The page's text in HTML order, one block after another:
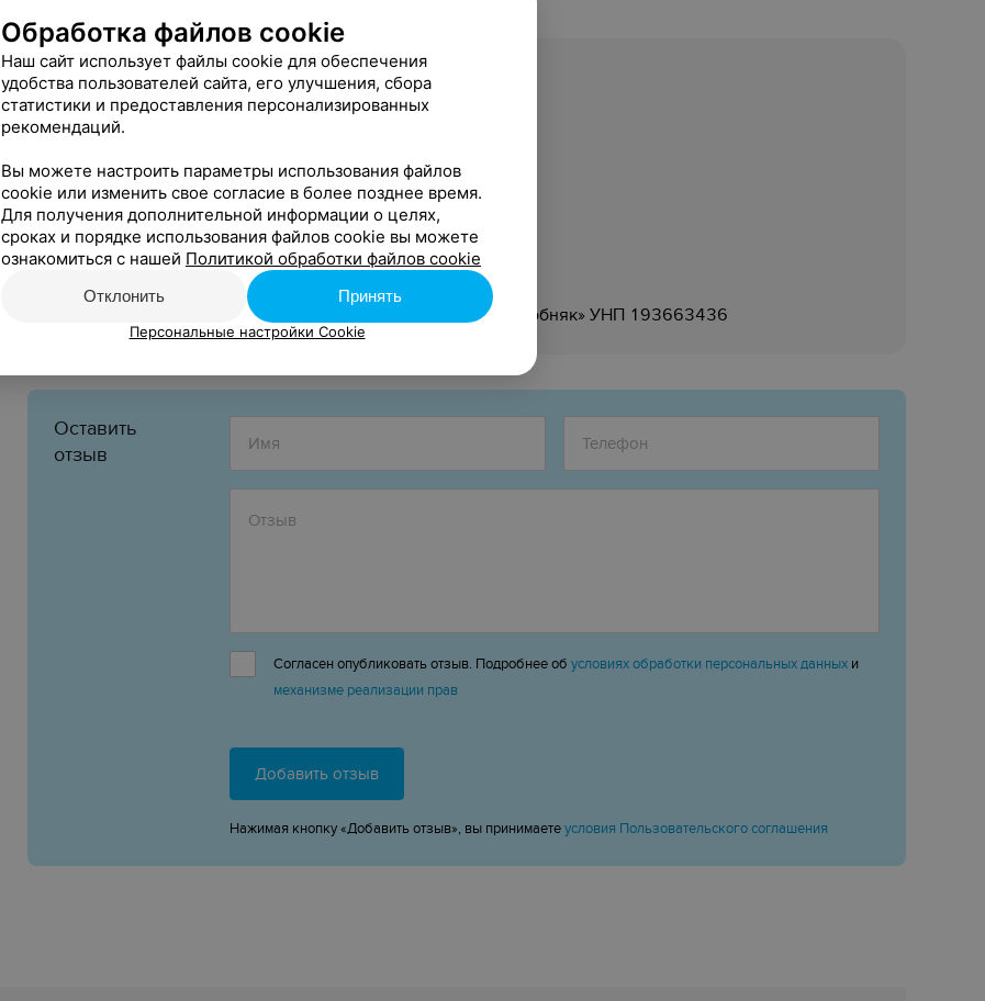
Вход:
Свободный
Инфолиния:
+375 29 661 62 63
Организатор:
ООО «Сябры Ивент» УНП 193718513
Общество с ограниченной ответственностью «Гастропабособняк» УНП 193663436
Оставить
отзыв
Согласен опубликовать отзыв. Подробнее об условиях обработки персональных данных и
механизме реализации прав
Добавить отзыв
Нажимая кнопку «Добавить отзыв», вы принимаетеусловия Пользовательского соглашения
Обработка файлов cookie
Наш сайт использует файлы cookie для обеспечения
удобства пользователей сайта, его улучшения, сбора
статистики и предоставления персонализированных
рекомендаций.
Вы можете настроить параметры использования файлов
cookie или изменить свое согласие в более позднее время.
Для получения дополнительной информации о целях,
сроках и порядке использования файлов cookie вы можете
ознакомиться с нашей Политикой обработки файлов cookie
Отклонить Принять
Персональные настройки Cookie